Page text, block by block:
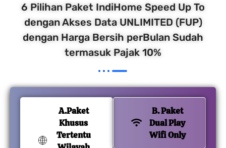
6 Pilihan Paket IndiHome Speed Up To
dengan Akses Data UNLIMITED (FUP)
dengan Harga Bersih perBulan Sudah
termasuk Pajak 10%
A.Paket
Khusus
Tertentu
B. Paket
Dual Play
Wifi Only